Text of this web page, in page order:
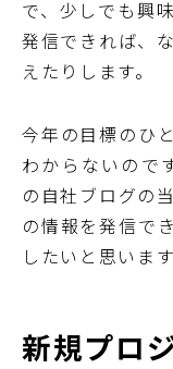
で、少しでも興
発信できれば、
えたりします。
今年の目標のひ
わからないので
の自社ブログの
の情報を発信で
したいと思います
新規プロ